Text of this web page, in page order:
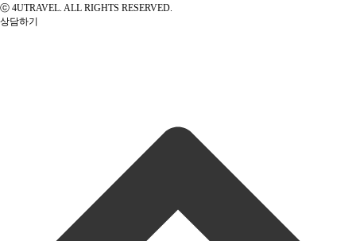
ⓒ 4UTRAVEL. ALL RIGHTS RESERVED.
상담하기